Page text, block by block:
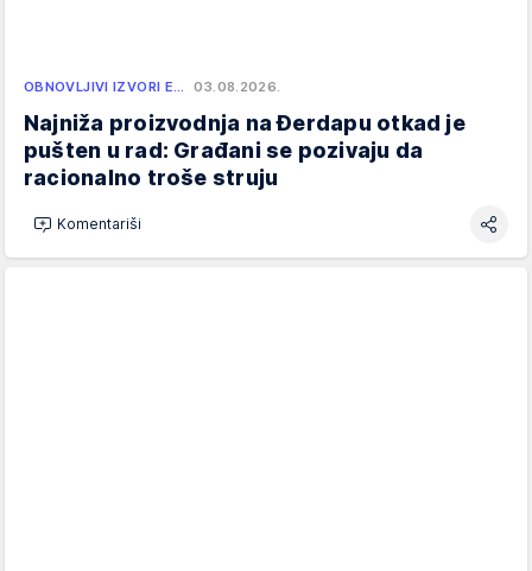
OBNOVLJIVI IZVORI E… 03.08.2026.
Najniža proizvodnja na Đerdapu otkad je
pušten u rad: Građani se pozivaju da
racionalno troše struju
Komentariši